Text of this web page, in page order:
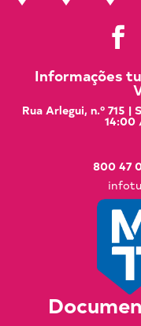
Informações
Rua Arlegui, n.º 715
14:00
800 47